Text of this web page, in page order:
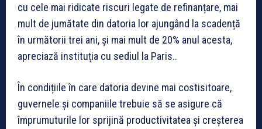
cu cele mai ridicate riscuri legate de refinanțare, mai
mult de jumătate din datoria lor ajungând la scadență
în următorii trei ani, și mai mult de 20% anul acesta,
apreciază instituția cu sediul la Paris..
În condițiile în care datoria devine mai costisitoare,
guvernele și companiile trebuie să se asigure că
împrumuturile lor sprijină productivitatea și creșterea